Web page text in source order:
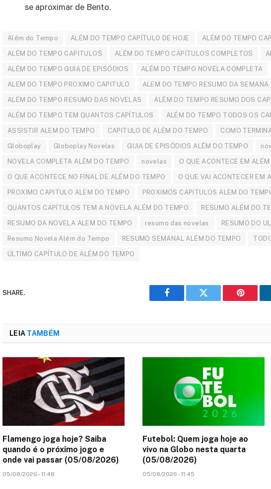
se aproximar de Bento.
Além do Tempo ALÉM DO TEMPO CAPÍTULO DE HOJE ALÉM DO TEMPO
ALÉM DO TEMPO CAPITULOS ALÉM DO TEMPO CAPÍTULOS COMPLETOS
ALÉM DO TEMPO GUIA DE EPISÓDIOS ALÉM DO TEMPO NOVELA COMPLETA
ALEM DO TEMPO PROXIMO CAPITULO ALEM DO TEMPO RESUMO DA SEMANA
ALÉM DO TEMPO RESUMO DAS NOVELAS ALÉM DO TEMPO RESUMO DOS
ALÉM DO TEMPO TEM QUANTOS CAPÍTULOS ALÉM DO TEMPO TODOS OS
ASSISTIR ALEM DO TEMPO CAPITULO DE ALÉM DO TEMPO COMO
Globoplay Globoplay Novelas GUIA DE EPISÓDIOS ALÉM DO TEMPO
NOVELA COMPLETA ALÉM DO TEMPO novelas O QUE ACONTECE EM
O QUE ACONTECE NO FINAL DE ALÉM DO TEMPO O QUE VAI ACONTECER EM
PROXIMO CAPITULO ALEM DO TEMPO PROXIMOS CAPITULOS ALEM DO
QUANTOS CAPÍTULOS TEM A NOVELA ALÉM DO TEMPO RESUMO ALÉM DO
RESUMO DA NOVELA ALEM DO TEMPO resumo das novelas RESUMO DO
Resumo Novela Além do Tempo RESUMO SEMANAL ALÉM DO TEMPO
ÚLTIMO CAPÍTULO DE ALÉM DO TEMPO
SHARE.
Facebook Twitter Pinterest
LEIA TAMBÉM
Flamengo joga hoje? Saiba
quando é o próximo jogo e
onde vai passar (05/08/2026)
05/08/2026 - 11:48
Futebol: Quem joga hoje ao
vivo na Globo nesta quarta
(05/08/2026)
05/08/2026 - 11:45